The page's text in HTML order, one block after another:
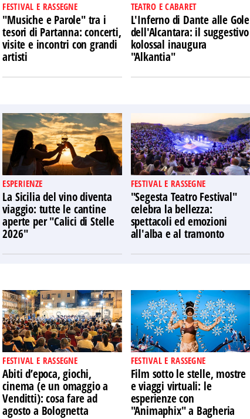
FESTIVAL E RASSEGNE
"Musiche e Parole" tra i
tesori di Partanna: concerti,
visite e incontri con grandi
artisti
TEATRO E CABARET
L'Inferno di Dante alle Gole
dell'Alcantara: il suggestivo
kolossal inaugura
"Alkantia"
ESPERIENZE
La Sicilia del vino diventa
viaggio: tutte le cantine
aperte per "Calici di Stelle
2026"
FESTIVAL E RASSEGNE
"Segesta Teatro Festival"
celebra la bellezza:
spettacoli ed emozioni
all'alba e al tramonto
FESTIVAL E RASSEGNE
Abiti d’epoca, giochi,
cinema (e un omaggio a
Venditti): cosa fare ad
agosto a Bolognetta
FESTIVAL E RASSEGNE
Film sotto le stelle, mostre
e viaggi virtuali: le
esperienze con
"Animaphix" a Bagheria